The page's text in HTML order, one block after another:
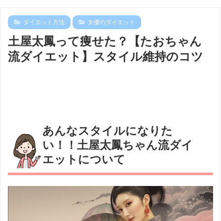
ダイエット方法 女優のダイエット
土屋太鳳って痩せた？【たおちゃん
流ダイエット】スタイル維持のコツ
あんなスタイルになりた
い！！土屋太鳳ちゃん流ダイ
エットについて